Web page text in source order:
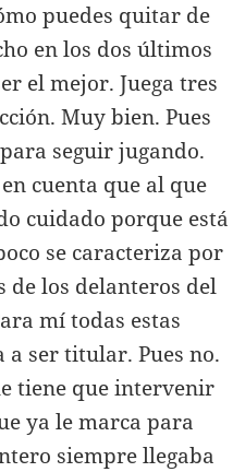
puedes quitar de
en los dos últimos
el mejor. Juega tres
Muy bien. Pues
seguir jugando.
cuenta que al que
cuidado porque está
se caracteriza por
de los delanteros del
mí todas estas
ser titular. Pues no.
tiene que intervenir
ya le marca para
siempre llegaba